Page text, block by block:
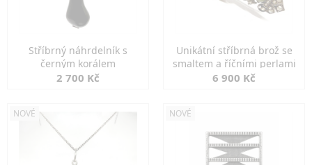
Stříbrný náhrdelník s
černým korálem
2 700 Kč
Unikátní stříbrná brož se
smaltem a říčními perlami
6 900 Kč
NOVÉ NOVÉ